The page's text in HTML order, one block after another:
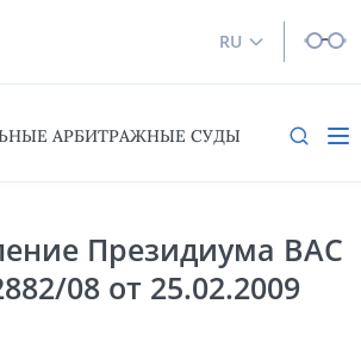
RU
АРБИТРАЖНЫЕ СУДЫ
Президиума ВАС
08 от 25.02.2009